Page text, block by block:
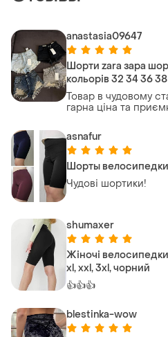
anastasia09647
Шорти zara зара
кольорів 32 34 36
Товар в чудовому
гарна ціна та
asnafur
Шорты
Чудові шортики!
shumaxer
Жіночі
xl, xxl, 3xl, чорний
👍👍👍
blestinka-wow